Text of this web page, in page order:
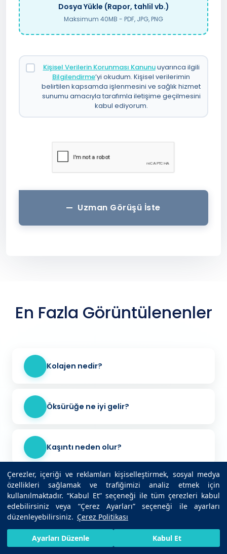
Çerezler, içeriği ve reklamları kişiselleştirmek, sosyal medya
özellikleri sağlamak ve trafiğimizi analiz etmek için
kullanılmaktadır. “Kabul Et” seçeneği ile tüm çerezleri kabul
edebilirsiniz veya “Çerez Ayarları” seçeneği ile ayarları
düzenleyebilirsiniz. Çerez Politikası
Ayarları Düzenle Kabul Et
Dosya Yükle (Rapor, tahlil vb.)
Maksimum 40MB - PDF, JPG, PNG
Kişisel Verilerin Korunması Kanunuuyarınca ilgili
Bilgilendirme’yi okudum. Kişisel verilerimin
belirtilen kapsamda işlenmesini ve sağlık hizmet
sunumu amacıyla tarafımla iletişime geçilmesini
kabul ediyorum.
Uzman Görüşü İste
En Fazla Görüntülenenler
Kolajen nedir?
Öksürüğe ne iyi gelir?
Kaşıntı neden olur?
Trigliserid nedir?
Kulak ağrısına ne iyi gelir?
HIZLI RANDEVU AL BIZE ULAŞIN